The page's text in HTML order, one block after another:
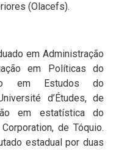
(Olacefs).
em Administração
em Políticas do
em Estudos do
d’Études, de
em estatística do
de Tóquio.
estadual por duas